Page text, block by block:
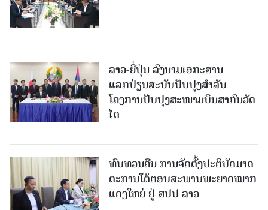
ລາວ-ຍີ່ປຸ່ນ ລົງນາມເອກະສານ
ແລກປ່ຽນສະບັບປັບປຸງສໍາລັບ
ໂຄງການປັບປຸງສະໜາມບິນສາກົນວັດ
ໄຕ
ທົບທວນຄືນ ການຈັດຕັ້ງປະຕິບັດມາດ
ຕະການໂຕ້ຕອບສະພາບພະຍາດໝາກ
ແດງໃຫຍ່ ຢູ່ ສປປ ລາວ